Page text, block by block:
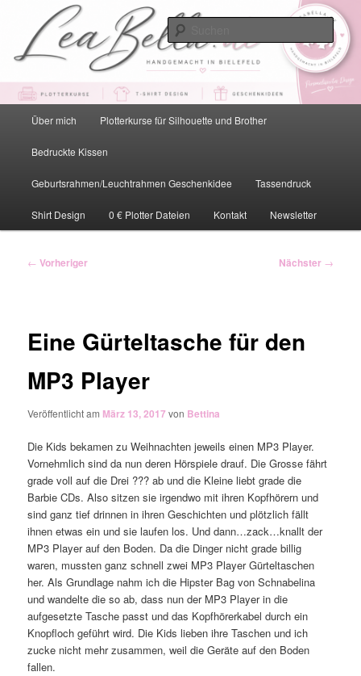
primären
springenLeaBella.de – Handgemacht in
Bielefeld
HauptmenüÜber mich Plotterkurse für Silhouette und Brother
Bedruckte Kissen
Geburtsrahmen/Leuchtrahmen Geschenkidee Tassendruck
Shirt Design 0 € Plotter Dateien Kontakt Newsletter
Beitragsnavigation
← Vorheriger Nächster →
Eine Gürteltasche für den
MP3 Player
Veröffentlicht am März 13, 2017von Bettina
Die Kids bekamen zu Weihnachten jeweils einen MP3 Player.
Vornehmlich sind da nun deren Hörspiele drauf. Die Grosse fährt
grade voll auf die Drei ??? ab und die Kleine liebt grade die
Barbie CDs. Also sitzen sie irgendwo mit ihren Kopfhörern und
sind ganz tief drinnen in ihren Geschichten und plötzlich fällt
ihnen etwas ein und sie laufen los. Und dann…zack…knallt der
MP3 Player auf den Boden. Da die Dinger nicht grade billig
waren, mussten ganz schnell zwei MP3 Player Gürteltaschen
her. Als Grundlage nahm ich die Hipster Bag von Schnabelina
und wandelte die so ab, dass nun der MP3 Player in die
aufgesetzte Tasche passt und das Kopfhörerkabel durch ein
Knopfloch geführt wird. Die Kids lieben ihre Taschen und ich
zucke nicht mehr zusammen, weil die Geräte auf den Boden
fallen.